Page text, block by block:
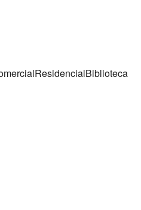
ResidencialBiblioteca